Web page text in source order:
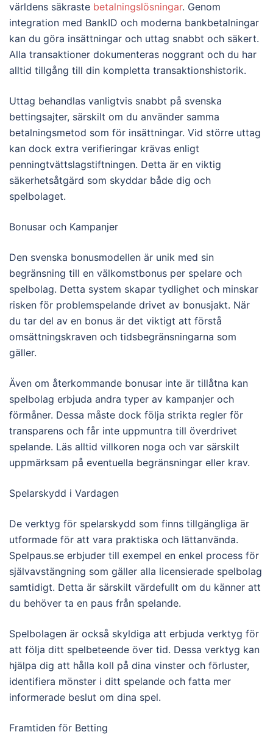
världens säkraste betalningslösningar. Genom
integration med BankID och moderna bankbetalningar
kan du göra insättningar och uttag snabbt och säkert.
Alla transaktioner dokumenteras noggrant och du har
alltid tillgång till din kompletta transaktionshistorik.
Uttag behandlas vanligtvis snabbt på svenska
bettingsajter, särskilt om du använder samma
betalningsmetod som för insättningar. Vid större uttag
kan dock extra verifieringar krävas enligt
penningtvättslagstiftningen. Detta är en viktig
säkerhetsåtgärd som skyddar både dig och
spelbolaget.
Bonusar och Kampanjer
Den svenska bonusmodellen är unik med sin
begränsning till en välkomstbonus per spelare och
spelbolag. Detta system skapar tydlighet och minskar
risken för problemspelande drivet av bonusjakt. När
du tar del av en bonus är det viktigt att förstå
omsättningskraven och tidsbegränsningarna som
gäller.
Även om återkommande bonusar inte är tillåtna kan
spelbolag erbjuda andra typer av kampanjer och
förmåner. Dessa måste dock följa strikta regler för
transparens och får inte uppmuntra till överdrivet
spelande. Läs alltid villkoren noga och var särskilt
uppmärksam på eventuella begränsningar eller krav.
Spelarskydd i Vardagen
De verktyg för spelarskydd som finns tillgängliga är
utformade för att vara praktiska och lättanvända.
Spelpaus.se erbjuder till exempel en enkel process för
självavstängning som gäller alla licensierade spelbolag
samtidigt. Detta är särskilt värdefullt om du känner att
du behöver ta en paus från spelande.
Spelbolagen är också skyldiga att erbjuda verktyg för
att följa ditt spelbeteende över tid. Dessa verktyg kan
hjälpa dig att hålla koll på dina vinster och förluster,
identifiera mönster i ditt spelande och fatta mer
informerade beslut om dina spel.
Framtiden för Betting